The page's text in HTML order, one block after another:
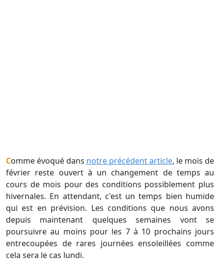
Comme évoqué dans notre précédent article, le mois de
février reste ouvert à un changement de temps au
cours de mois pour des conditions possiblement plus
hivernales. En attendant, c'est un temps bien humide
qui est en prévision. Les conditions que nous avons
depuis maintenant quelques semaines vont se
poursuivre au moins pour les 7 à 10 prochains jours
entrecoupées de rares journées ensoleillées comme
cela sera le cas lundi.